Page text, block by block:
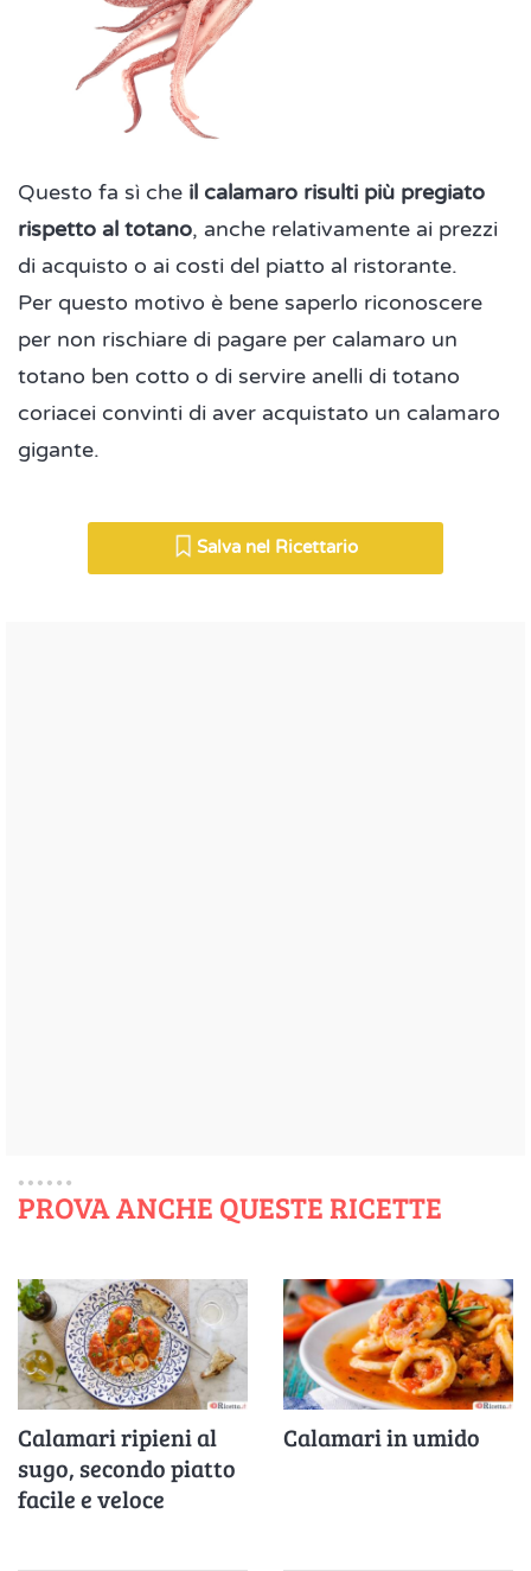
Questo fa sì che il calamaro risulti più pregiato
rispetto al totano, anche relativamente ai prezzi
di acquisto o ai costi del piatto al ristorante.
Per questo motivo è bene saperlo riconoscere
per non rischiare di pagare per calamaro un
totano ben cotto o di servire anelli di totano
coriacei convinti di aver acquistato un calamaro
gigante.
Salva nel Ricettario
PROVA ANCHE QUESTE RICETTE
Calamari ripieni al
sugo, secondo piatto
facile e veloce
Calamari in umido